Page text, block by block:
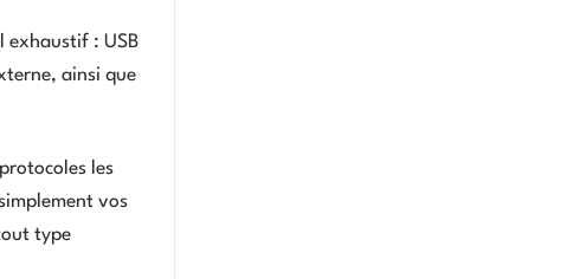
exhaustif : USB
ainsi que
les
vos
type